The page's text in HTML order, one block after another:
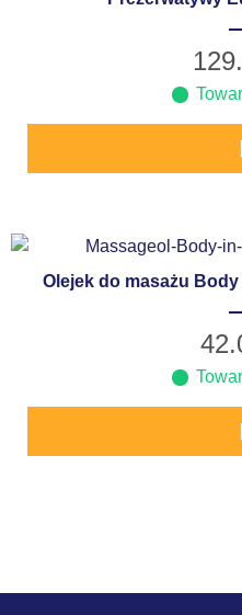
Olejek do masażu